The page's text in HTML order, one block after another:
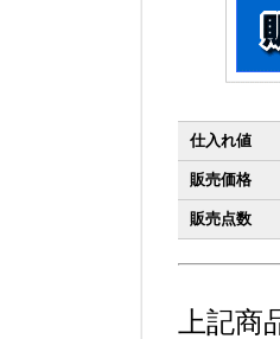
仕入れ値
販売価格
販売点数
上記